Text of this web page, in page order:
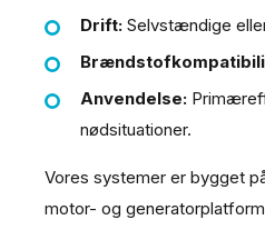
Drift: Selvstændige
Anvendelse:
nødsituationer.
Vores systemer er bygget
motor- og